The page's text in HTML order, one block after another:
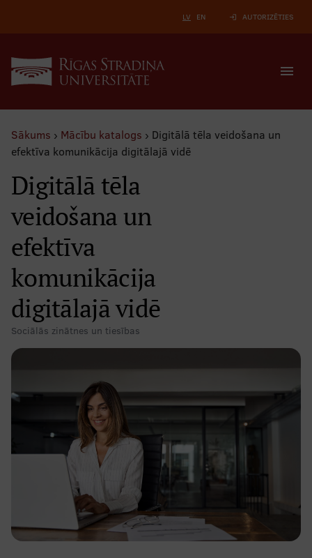
LV EN login AUTORIZĒTIES
menu
Sākums › Mācību katalogs › Digitālā tēla veidošana un
efektīva komunikācija digitālajā vidē
Digitālā tēla
veidošana un
efektīva
komunikācija
digitālajā vidē
Sociālās zinātnes un tiesības